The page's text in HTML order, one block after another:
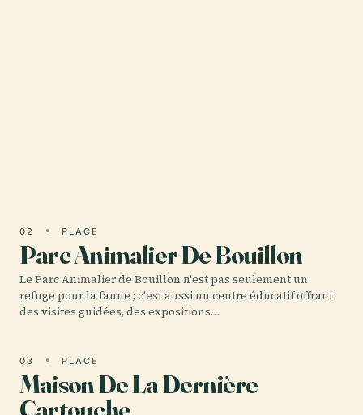
02 PLACE
Parc Animalier De Bouillon‎
Le Parc Animalier de Bouillon n'est pas seulement un
refuge pour la faune ; c'est aussi un centre éducatif offrant
des visites guidées, des expositions…
03 PLACE
Maison De La Dernière